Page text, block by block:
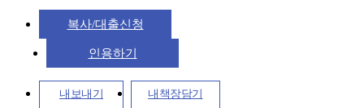
복사/대출신청
인용하기
내보내기 내책장담기